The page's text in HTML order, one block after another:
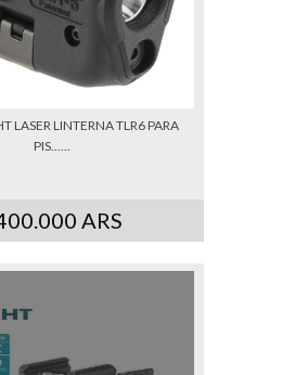
LASER LINTERNA TLR6 PARA
PIS......
ARS